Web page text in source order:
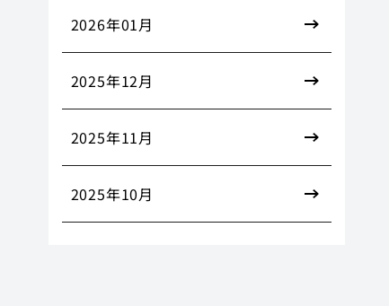
2026年01月
2025年12月
2025年11月
2025年10月